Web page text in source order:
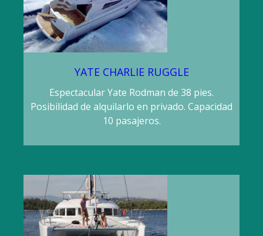
YATE CHARLIE RUGGLE
Espectacular Yate Rodman de 38 pies.
Posibilidad de alquilarlo en privado. Capacidad
10 pasajeros.